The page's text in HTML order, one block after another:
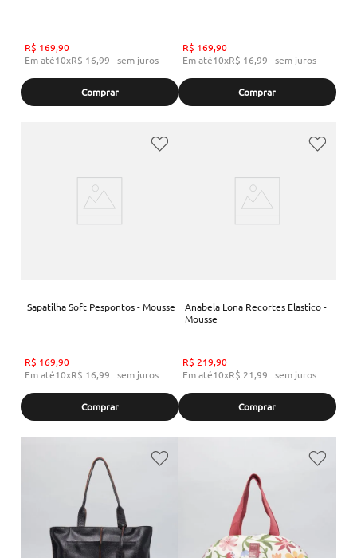
R$ 169,90
Em até10xR$ 16,99 sem juros
Comprar
R$ 169,90
Em até10xR$ 16,99 sem juros
Comprar
Sapatilha Soft Pespontos - Mousse
R$ 169,90
Em até10xR$ 16,99 sem juros
Comprar
Anabela Lona Recortes Elastico -
Mousse
R$ 219,90
Em até10xR$ 21,99 sem juros
Comprar